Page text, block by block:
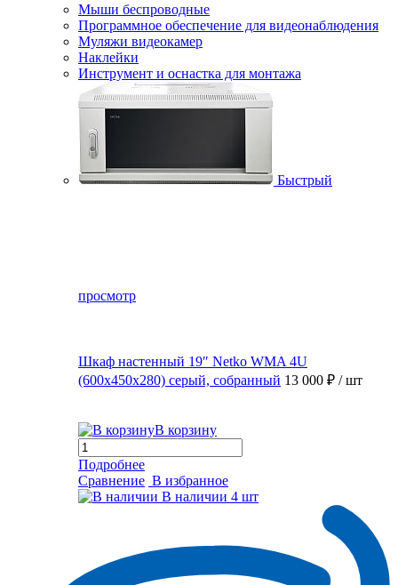
Мыши беспроводные
Программное обеспечение для видеонаблюдения
Муляжи видеокамер
Наклейки
Инструмент и оснастка для монтажа
Быстрый
просмотр
Шкаф настенный 19″ Netko WMA 4U
(600x450x280) серый, собранный 13 000 ₽ / шт
В корзину
Подробнее
Сравнение В избранное
В наличии 4 шт